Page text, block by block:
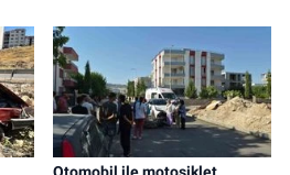
Otomobil ile motosiklet